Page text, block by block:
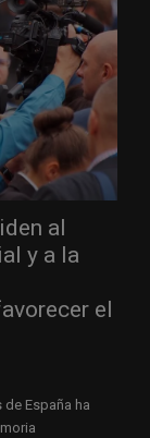
al
y a la
el
España ha